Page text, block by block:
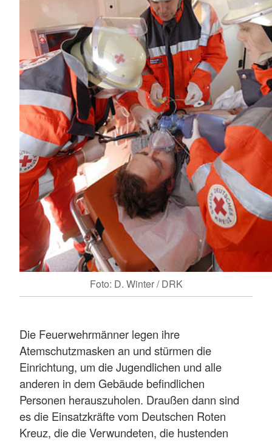
Foto: D. Winter / DRK
Die Feuerwehrmänner legen ihre
Atemschutzmasken an und stürmen die
Einrichtung, um die Jugendlichen und alle
anderen in dem Gebäude befindlichen
Personen herauszuholen. Draußen dann sind
es die Einsatzkräfte vom Deutschen Roten
Kreuz, die die Verwundeten, die hustenden